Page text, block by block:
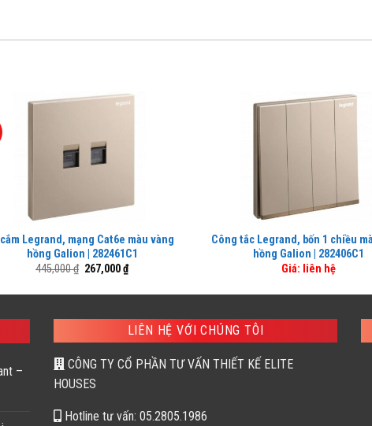
Legrand, mạng Cat6e màu vàng
hồng Galion | 282461C1
445,000₫ Giá
267,000₫Giá
hiện
Công tắc Legrand, bốn 1 chiều
hồng Galion | 282406C1
Giá: liên hệ
–
LIÊN HỆ VỚI CHÚNG TÔI
CÔNG TY CỔ PHẦN TƯ VẤN THIẾT KẾ ELITE
HOUSES
Hotline tư vấn: 05.2805.1986